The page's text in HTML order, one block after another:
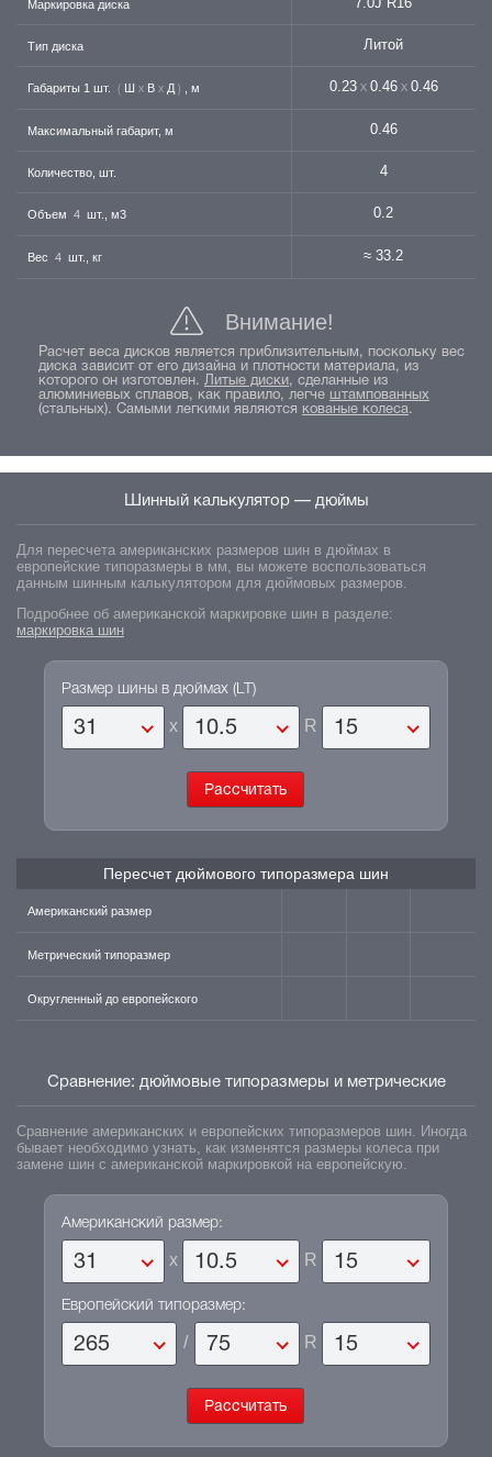
Маркировка диска
Тип диска Литой
Габариты 1 шт. ( Ш х В х Д ) , м 0.23 х 0.46 х 0.46
Максимальный габарит, м 0.46
Количество, шт. 4
Объем 4 шт., м3 0.2
Вес 4 шт., кг ≈ 33.2
Внимание!
Расчет веса дисков является приблизительным, поскольку вес
диска зависит от его дизайна и плотности материала, из
которого он изготовлен. Литые диски, сделанные из
алюминиевых сплавов, как правило, легче штампованных
(стальных). Самыми легкими являются кованые колеса.
Шинный калькулятор — дюймы
Для пересчета американских размеров шин в дюймах в
европейские типоразмеры в мм, вы можете воспользоваться
данным шинным калькулятором для дюймовых размеров.
Подробнее об американской маркировке шин в разделе:
маркировка шин
Размер шины в дюймах (LT)
31 x 10.5 R 15
Пересчет дюймового типоразмера шин
Американский размер
Метрический типоразмер
Округленный до европейского
Сравнение: дюймовые типоразмеры и метрические
Сравнение американских и европейских типоразмеров шин. Иногда
бывает необходимо узнать, как изменятся размеры колеса при
замене шин с американской маркировкой на европейскую.
Американский размер:
31 x 10.5 R 15
Европейский типоразмер:
265 / 75 R 15